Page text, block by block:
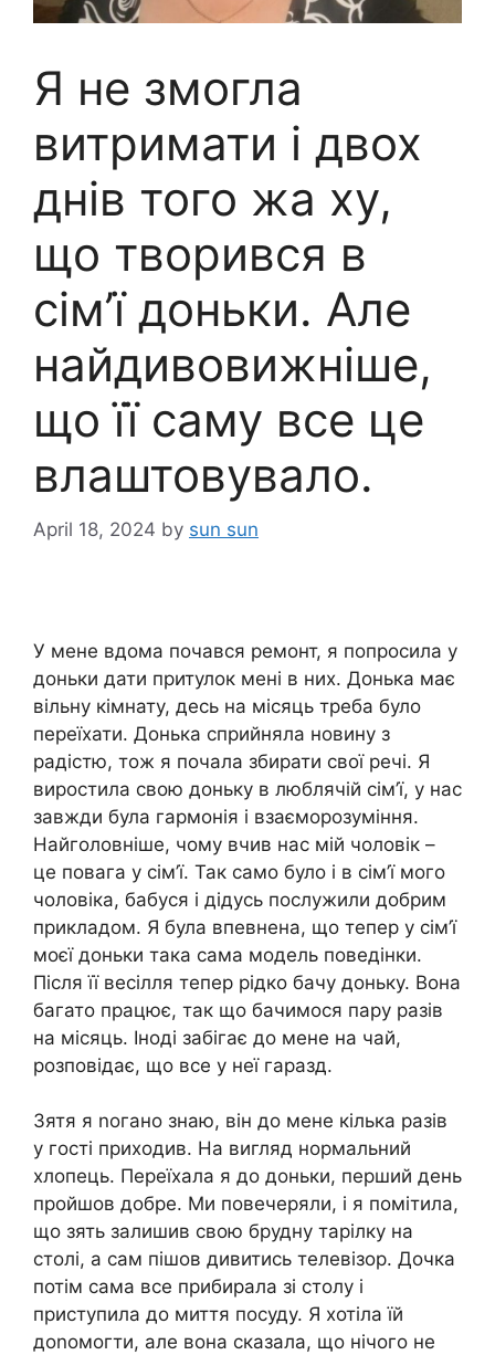
Я не змогла
витримати і двох
днів того жа ху,
що творився в
сім’ї доньки. Але
найдивовижніше,
що її саму все це
влаштовувало.
April 18, 2024 by sun sun
У мене вдома почався ремонт, я попросила у
доньки дати притулок мені в них. Донька має
вільну кімнату, десь на місяць треба було
переїхати. Донька сприйняла новину з
радістю, тож я почала збирати свої речі. Я
виростила свою доньку в люблячій сім’ї, у нас
завжди була гармонія і взаєморозуміння.
Найголовніше, чому вчив нас мій чоловік –
це повага у сім’ї. Так само було і в сім’ї мого
чоловіка, бабуся і дідусь послужили добрим
прикладом. Я була впевнена, що тепер у сім’ї
моєї доньки така сама модель поведінки.
Після її весілля тепер рідко бачу доньку. Вона
багато працює, так що бачимося пару разів
на місяць. Іноді забігає до мене на чай,
розповідає, що все у неї гаразд.
Зятя я nогано знаю, він до мене кілька разів
у гості приходив. На вигляд нормальний
хлопець. Переїхала я до доньки, перший день
пройшов добре. Ми повечеряли, і я помітила,
що зять залишив свою брудну тарілку на
столі, а сам пішов дивитись телевізор. Дочка
потім сама все прибирала зі столу і
приступила до миття посуду. Я хотіла їй
доnомогти, але вона сказала, що нічого не